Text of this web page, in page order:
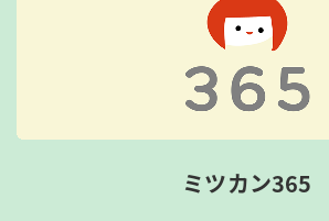
ミツカン365